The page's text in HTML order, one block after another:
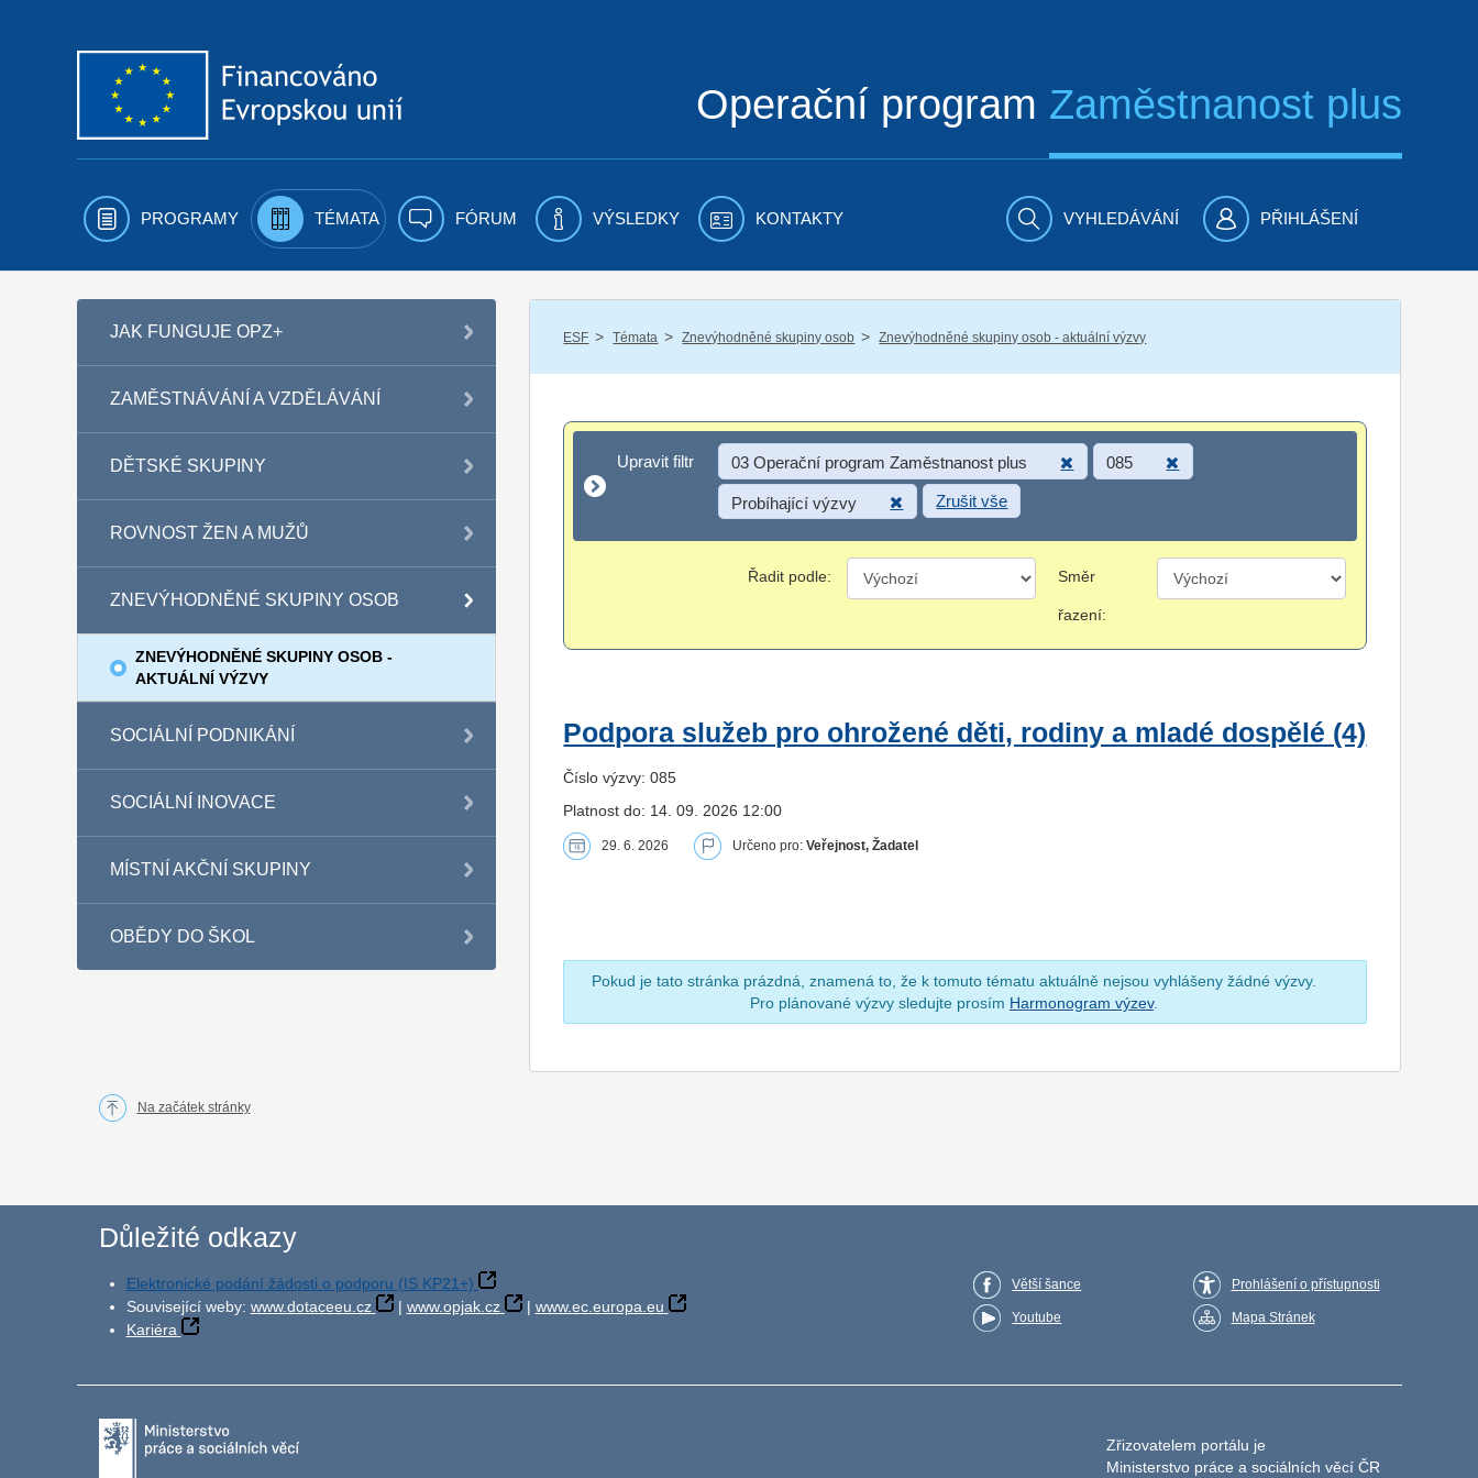
Operační program Zaměstnanost plus
PROGRAMY TÉMATA FÓRUM VÝSLEDKY KONTAKTY VYHLEDÁVÁNÍ PŘIHLÁŠENÍ
JAK FUNGUJE OPZ+
ZAMĚSTNÁVÁNÍ A VZDĚLÁVÁNÍ
DĚTSKÉ SKUPINY
ROVNOST ŽEN A MUŽŮ
ZNEVÝHODNĚNÉ SKUPINY OSOB
ZNEVÝHODNĚNÉ SKUPINY OSOB -
AKTUÁLNÍ VÝZVY
SOCIÁLNÍ PODNIKÁNÍ
SOCIÁLNÍ INOVACE
MÍSTNÍ AKČNÍ SKUPINY
OBĚDY DO ŠKOL
ESF / Témata / Znevýhodněné skupiny osob / Znevýhodněné skupiny osob - aktuální výzvy
Upravit filtr
Upravit filtr 03 Operační program Zaměstnanost plus 085
Probíhající výzvy Zrušit vše
Řadit podle: Směr
řazení:
Podpora služeb pro ohrožené děti, rodiny a mladé dospělé (4)
Číslo výzvy: 085
Platnost do: 14. 09. 2026 12:00
29. 6. 2026 Určeno pro:Veřejnost, Žadatel
Pokud je tato stránka prázdná, znamená to, že k tomuto tématu aktuálně nejsou vyhlášeny žádné výzvy.
Pro plánované výzvy sledujte prosím Harmonogram výzev.
Na začátek stránky
Důležité odkazy
Elektronické podání žádosti o podporu (IS KP21+)
Související weby: www.dotaceeu.cz | www.opjak.cz | www.ec.europa.eu
Kariéra
Větší šance
Youtube
Prohlášení o přístupnosti
Mapa Stránek
Zřizovatelem portálu je
Ministerstvo práce a sociálních věcí ČR